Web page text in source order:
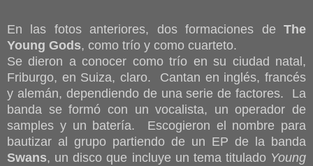
En las fotos anteriores, dos formaciones de The
Young Gods, como trío y como cuarteto.
Se dieron a conocer como trío en su ciudad natal,
Friburgo, en Suiza, claro. Cantan en inglés, francés
y alemán, dependiendo de una serie de factores. La
banda se formó con un vocalista, un operador de
samples y un batería. Escogieron el nombre para
bautizar al grupo partiendo de un EP de la banda
Swans, un disco que incluye un tema titulado Young